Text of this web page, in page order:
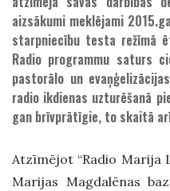
aizsākumi meklējami
starpniecību testa režīmā
Radio programmu saturs
pastorālo un
radio ikdienas uzturēšanā
gan brīvprātīgie, to skaitā
Atzīmējot “Radio Marija
Marijas Magdalēnas